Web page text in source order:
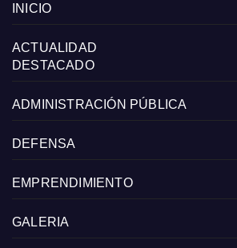
INICIO
ACTUALIDAD
DESTACADO
ADMINISTRACIÓN PÚBLICA
DEFENSA
EMPRENDIMIENTO
GALERIA